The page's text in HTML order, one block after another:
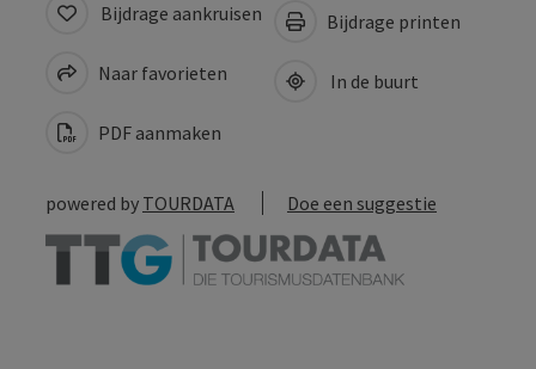
Bijdrage aankruisen
Naar favorieten
PDF aanmaken
Bijdrage printen
In de buurt
powered by TOURDATA Doe een suggestie